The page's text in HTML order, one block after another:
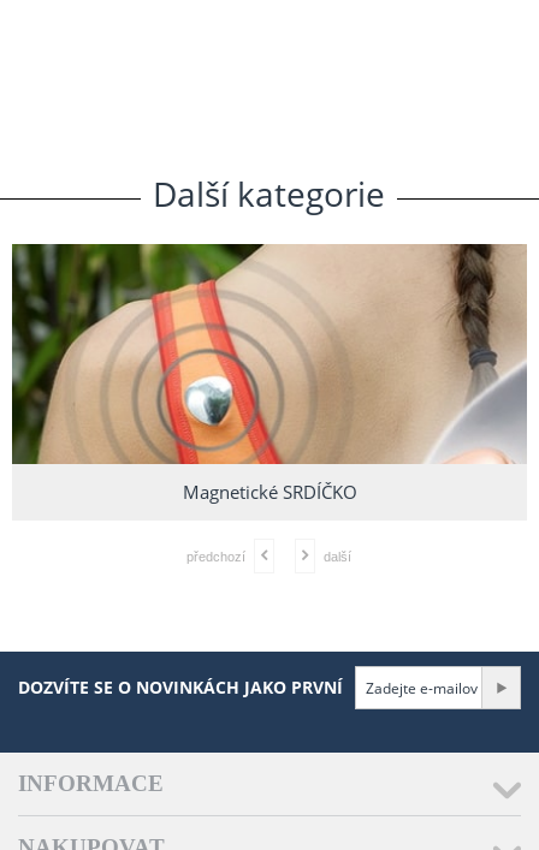
Další. kategorie
Magnetické SRDÍČKO
předchozí další
DOZVÍTE SE O NOVINKÁCH JAKO PRVNÍ
INFORMACE